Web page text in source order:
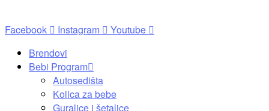
Facebook Instagram
Youtube
Brendovi
Bebi Program
Autosedišta
Kolica za bebe
Guralice i šetalice